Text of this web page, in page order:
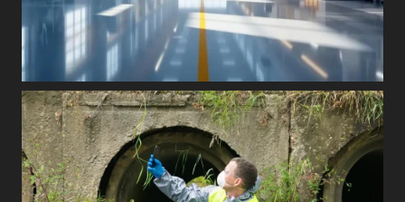
Monitorización remota de infraestructuras y del
entorno